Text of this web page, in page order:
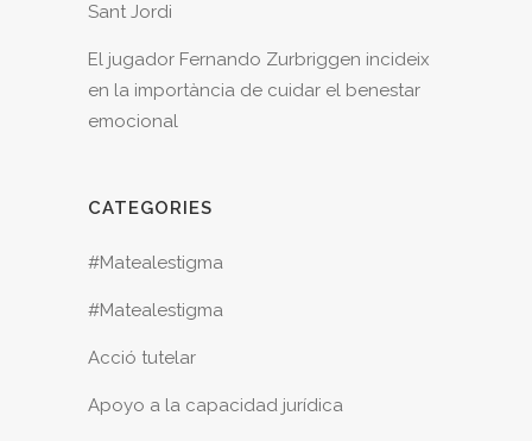
Sant Jordi
El jugador Fernando Zurbriggen incideix
en la importància de cuidar el benestar
emocional
CATEGORIES
#Matealestigma
#Matealestigma
Acció tutelar
Apoyo a la capacidad jurídica